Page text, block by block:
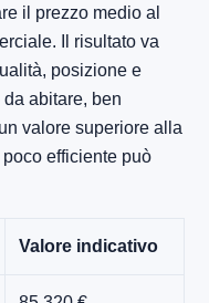
il prezzo medio al
Il risultato va
posizione e
abitare, ben
valore superiore alla
efficiente può
Valore indicativo